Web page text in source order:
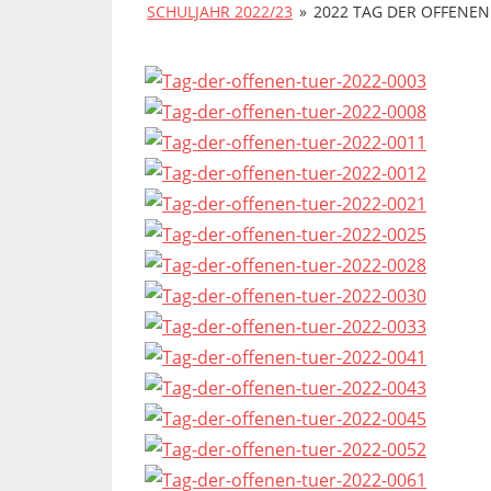
SCHULJAHR 2022/23 » 2022 TAG DER